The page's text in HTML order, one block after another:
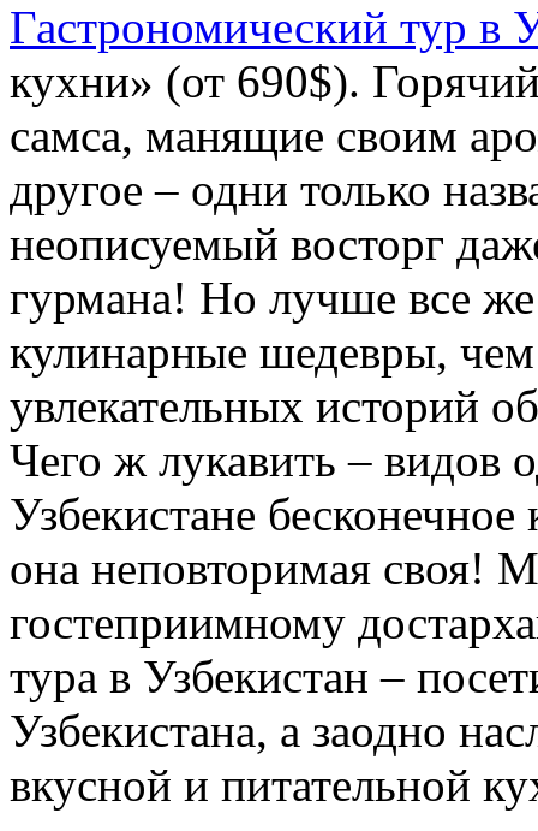
Гастрономический тур в
кухни» (от 690$).
самса, манящие своим
другое – одни только
неописуемый восторг
гурмана! Но лучше все
кулинарные шедевры,
увлекательных историй
Чего ж лукавить – видов
Узбекистане
она неповторимая своя!
гостеприимному
тура в Узбекистан –
Узбекистана, а заодно
вкусной и питательной